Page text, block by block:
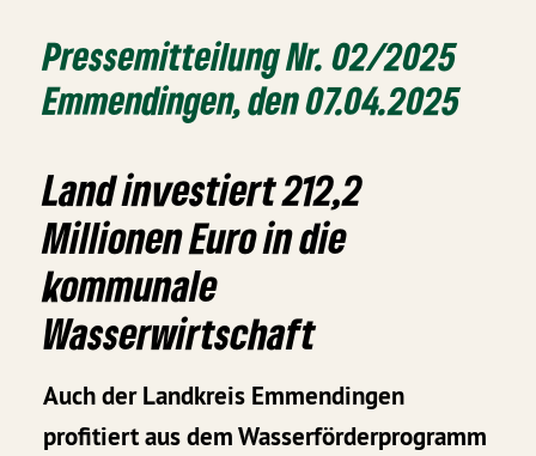
Pressemitteilung Nr. 02/2025
Emmendingen, den 07.04.2025
Land investiert 212,2
Millionen Euro in die
kommunale
Wasserwirtschaft
Auch der Landkreis Emmendingen
profitiert aus dem Wasserförderprogramm